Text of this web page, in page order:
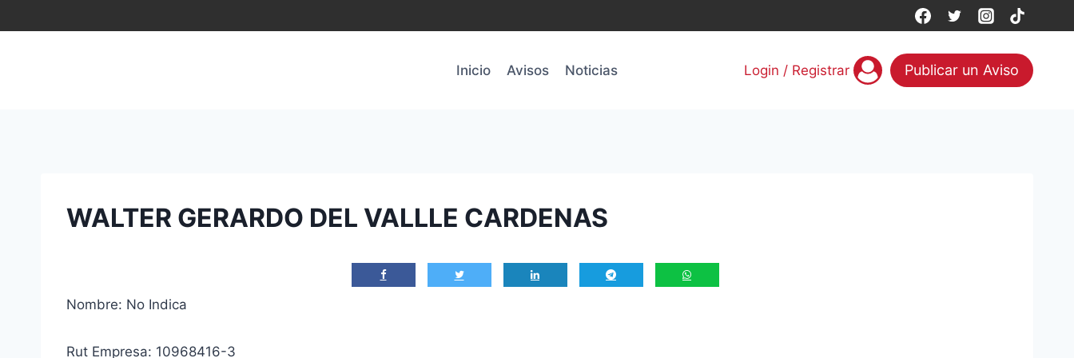
al
Inicio
Avisos Noticias Login / Registrar Publicar un Aviso
WALTER GERARDO DEL VALLLE CARDENAS
Nombre: No Indica
Rut Empresa: 10968416-3